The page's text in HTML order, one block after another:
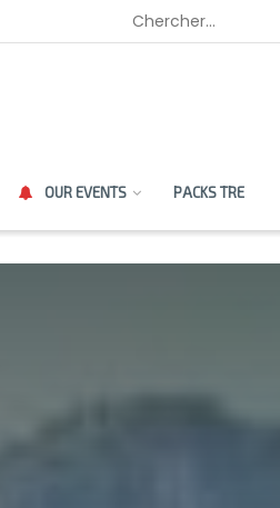
OUR EVENTS PACKS TRE